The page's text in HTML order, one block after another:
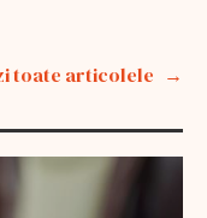
toate articolele